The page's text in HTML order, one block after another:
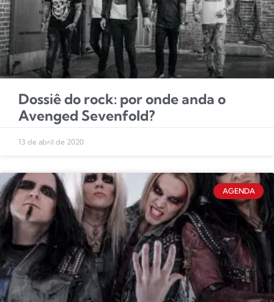
Dossiê do rock: por onde anda o
Avenged Sevenfold?
13 de abril de 2020
AGENDA